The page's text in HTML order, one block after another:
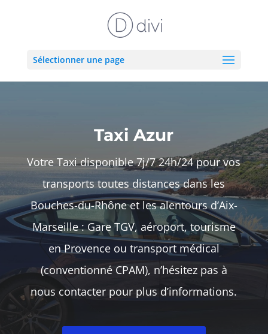
Sélectionner une page
Taxi Azur
Votre Taxi disponible 7j/7 24h/24 pour vos
transports toutes distances dans les
Bouches-du-Rhône et les alentours d’Aix-
Marseille : Gare TGV, aéroport, tourisme
en Provence ou transport médical
(conventionné CPAM), n’hésitez pas à
nous contacter pour plus d’informations.